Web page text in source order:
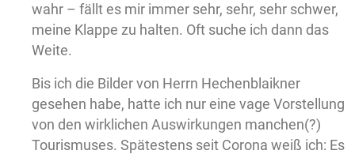
wahr – fällt es mir immer sehr, sehr, sehr schwer,
meine Klappe zu halten. Oft suche ich dann das
Weite.
Bis ich die Bilder von Herrn Hechenblaikner
gesehen habe, hatte ich nur eine vage Vorstellung
von den wirklichen Auswirkungen manchen(?)
Tourismuses. Spätestens seit Corona weiß ich: Es